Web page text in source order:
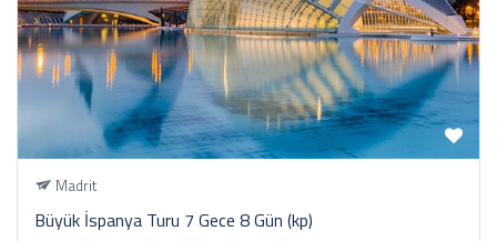
Madrit
Büyük İspanya Turu 7 Gece 8 Gün (kp)